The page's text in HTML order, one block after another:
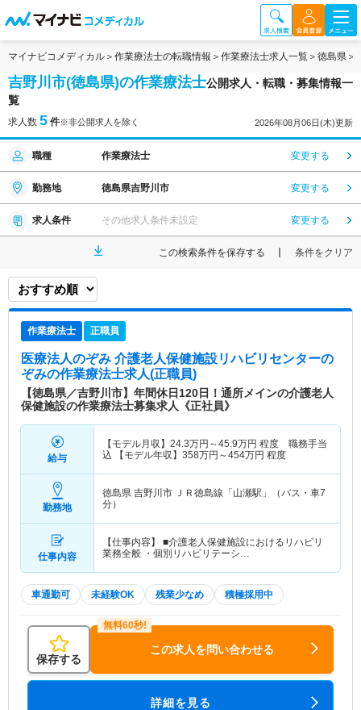
マイナビコメディカル 作業療法士の転職情報 作業療法士求人一覧 徳島県
吉野川市(徳島県)の作業療法士公開求人・転職・募集情報一
覧
求人数 5 件※非公開求人を除く 2026年08月06日(木)更新
職種 作業療法士 変更する
勤務地 徳島県吉野川市 変更する
求人条件 その他求人条件未設定 変更する
この検索条件を保存する 条件をクリア
作業療法士 正職員
医療法人のぞみ 介護老人保健施設リハビリセンターの
ぞみの作業療法士求人(正職員)
【徳島県／吉野川市】年間休日120日！通所メインの介護老人
保健施設の作業療法士募集求人《正社員》
給与
【モデル月収】 24.3万円～45.9万円 程度 職務手当
込 【モデル年収】 358万円～454万円 程度
勤務地
徳島県 吉野川市 ＪＲ徳島線「山瀬駅」（バス・車7
分）
仕事内容
【仕事内容】 ■介護老人保健施設におけるリハビリ
業務全般 ・個別リハビリテーシ…
車通勤可 未経験OK 残業少なめ 積極採用中
保存する
この求人を問い合わせる
詳細を見る